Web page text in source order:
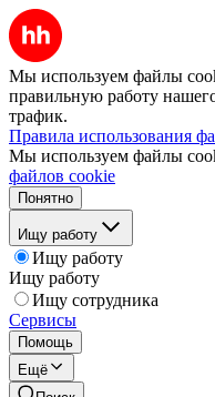
Мы используем файлы
правильную работу
трафик.
Правила использования
Мы используем файлы
файлов cookie
Понятно
Ищу работу
Ищу работу
Ищу работу
Ищу сотрудника
Сервисы
Помощь
Ещё